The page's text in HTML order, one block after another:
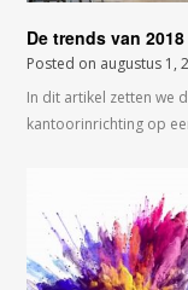
De trends van
Posted on augustus 1,
In dit artikel zetten we
kantoorinrichting op